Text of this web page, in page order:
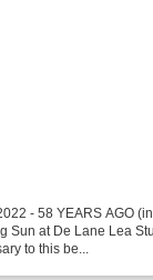
- 58 YEARS AGO
Sun at De Lane Lea
to this be...